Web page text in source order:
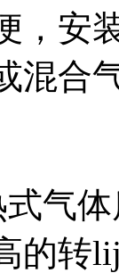
，安
混合
式气
的转